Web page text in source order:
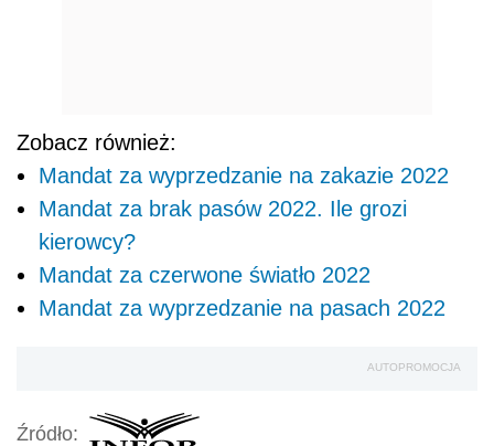
Zobacz również:
Mandat za wyprzedzanie na zakazie 2022
Mandat za brak pasów 2022. Ile grozi
kierowcy?
Mandat za czerwone światło 2022
Mandat za wyprzedzanie na pasach 2022
AUTOPROMOCJA
Źródło: